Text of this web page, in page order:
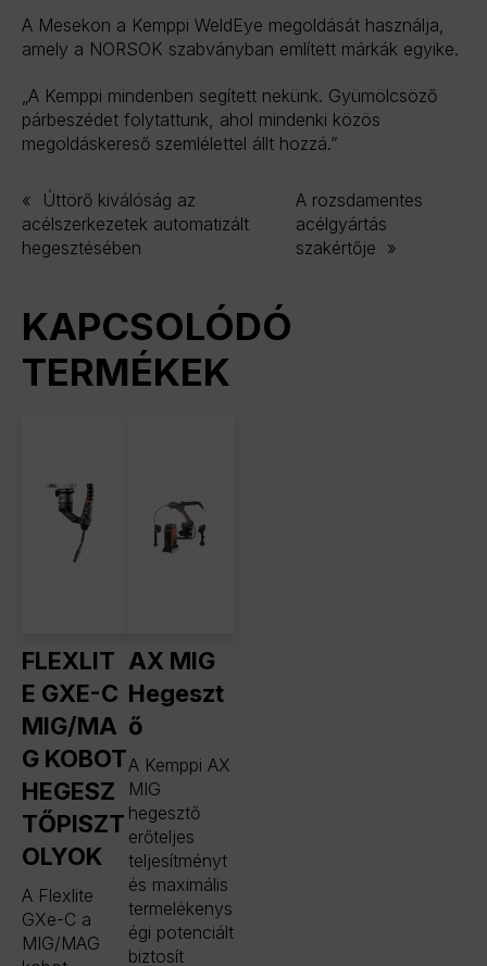
A Mesekon a Kemppi WeldEye megoldását használja,
amely a NORSOK szabványban említett márkák egyike.
„A Kemppi mindenben segített nekünk. Gyümölcsöző
párbeszédet folytattunk, ahol mindenki közös
megoldáskereső szemlélettel állt hozzá.”
«
Úttörő kiválóság az
acélszerkezetek automatizált
hegesztésében
A rozsdamentes
acélgyártás
szakértője »
KAPCSOLÓDÓ
TERMÉKEK
FLEXLIT
E GXE-C
MIG/MA
G KOBOT
HEGESZ
TŐPISZT
OLYOK
A Flexlite
GXe-C a
MIG/MAG
AX MIG
Hegeszt
ő
A Kemppi AX
MIG
hegesztő
erőteljes
teljesítményt
és maximális
termelékenys
égi potenciált
biztosít